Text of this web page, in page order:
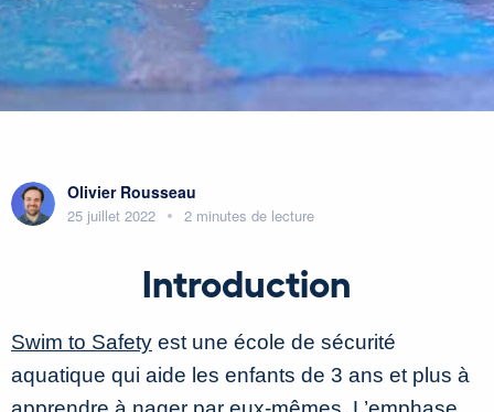
Olivier Rousseau
25 juillet 2022 2 minutes de lecture
Introduction
Swim to Safety est une école de sécurité
aquatique qui aide les enfants de 3 ans et plus à